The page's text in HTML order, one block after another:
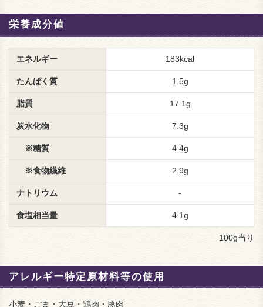
栄養成分値
エネルギー 183kcal
たんぱく質 1.5g
脂質 17.1g
炭水化物 7.3g
※糖質 4.4g
※食物繊維 2.9g
ナトリウム -
食塩相当量 4.1g
100g当り
アレルギー特定原材料等の使用
小麦・ごま・大豆・鶏肉・豚肉